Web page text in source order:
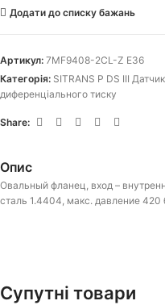
Додати до списку бажань
Артикул: 7MF9408-2CL-Z E36
Категорія: SITRANS P DS III
диференціального тиску
Share:
Опис
Овальный фланец, вход –
сталь 1.4404, макс. давление 420
Супутні товари